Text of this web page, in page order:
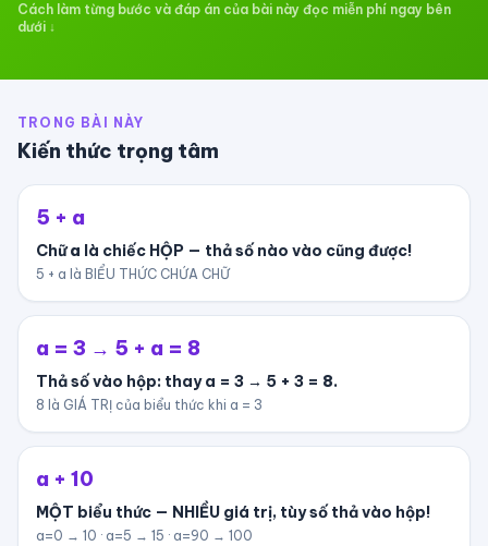
Cách làm từng bước và đáp án của bài này đọc miễn phí ngay bên
dưới ↓
TRONG BÀI NÀY
Kiến thức trọng tâm
5 + a
Chữa là chiếc HỘP — thả số nào vào cũng được!
5 + a là BIỂU THỨC CHỨA CHỮ
a = 3 → 5 + a = 8
Thả số vào hộp: thay a = 3 → 5 + 3 = 8.
8 là GIÁ TRỊ của biểu thức khi a = 3
a + 10
MỘT biểu thức — NHIỀU giá trị, tùy số thả vào hộp!
a=0 → 10 · a=5 → 15 · a=90 → 100